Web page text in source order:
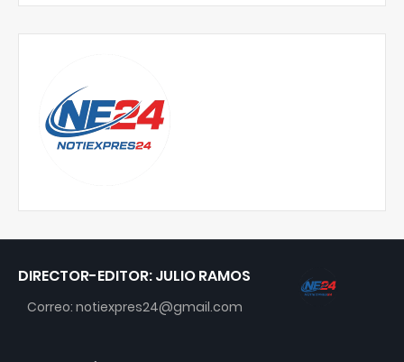
DIRECTOR-EDITOR: JULIO RAMOS
Correo: notiexpres24@gmail.com